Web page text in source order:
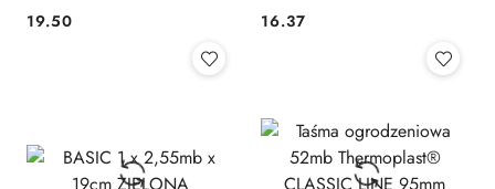
Cena:
19.50 Cena:
16.37